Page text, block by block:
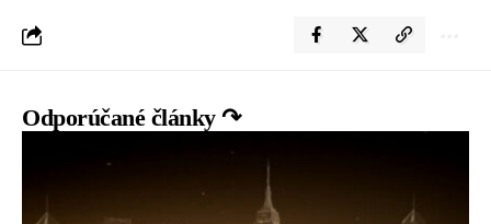
Odporúčané články ↷